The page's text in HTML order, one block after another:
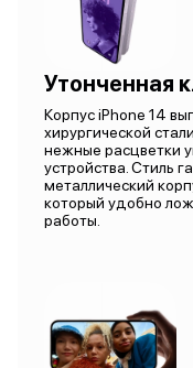
Утонченная
Корпус iPhone 14
хирургической
нежные расцветки
устройства. Стиль
металлический
который удобно
работы.